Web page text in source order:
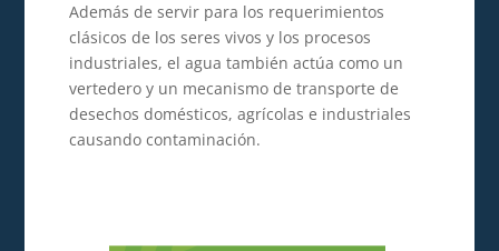
Además de servir para los requerimientos
clásicos de los seres vivos y los procesos
industriales, el agua también actúa como un
vertedero y un mecanismo de transporte de
desechos domésticos, agrícolas e industriales
causando contaminación.